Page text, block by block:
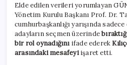
Elde edilen verileri yorumlayan
Yönetim Kurulu Başkanı Prof. Dr.
cumhurbaşkanlığı yarışında
adayların seçmen üzerinde
bir rol oynadığınıifade ederek
arasındaki mesafeyiişaret etti.